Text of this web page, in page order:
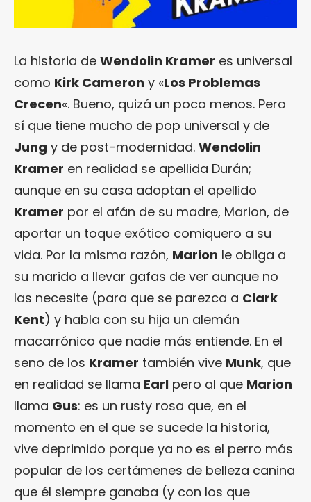
La historia de Wendolin Kramer es universal
como Kirk Cameron y «Los Problemas
Crecen«. Bueno, quizá un poco menos. Pero
sí que tiene mucho de pop universal y de
Jung y de post-modernidad. Wendolin
Kramer en realidad se apellida Durán;
aunque en su casa adoptan el apellido
Kramer por el afán de su madre, Marion, de
aportar un toque exótico comiquero a su
vida. Por la misma razón, Marion le obliga a
su marido a llevar gafas de ver aunque no
las necesite (para que se parezca a Clark
Kent) y habla con su hija un alemán
macarrónico que nadie más entiende. En el
seno de los Kramer también vive Munk, que
en realidad se llama Earl pero al que Marion
llama Gus: es un rusty rosa que, en el
momento en el que se sucede la historia,
vive deprimido porque ya no es el perro más
popular de los certámenes de belleza canina
que él siempre ganaba (y con los que